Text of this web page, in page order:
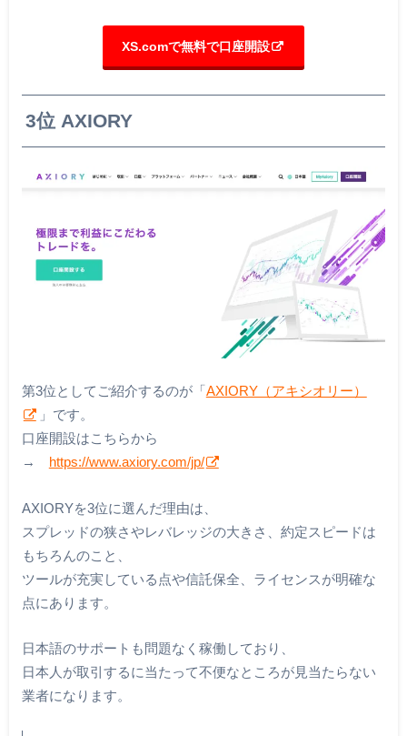
XS.comで無料で口座開設
3位 AXIORY
第3位としてご紹介するのが「AXIORY（アキシオリー）
」です。
口座開設はこちらから
→ https://www.axiory.com/jp/
AXIORYを3位に選んだ理由は、
スプレッドの狭さやレバレッジの大きさ、約定スピードは
もちろんのこと、
ツールが充実している点や信託保全、ライセンスが明確な
点にあります。
日本語のサポートも問題なく稼働しており、
日本人が取引するに当たって不便なところが見当たらない
業者になります。